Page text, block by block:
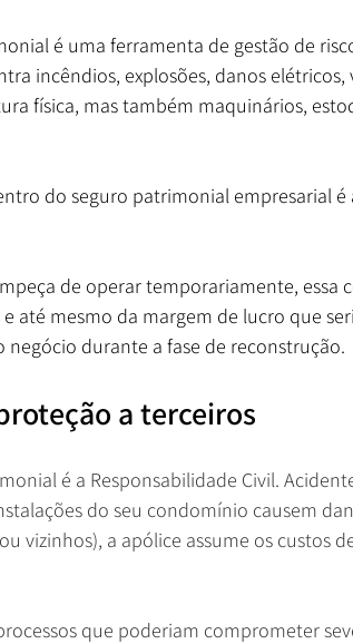
é uma ferramenta de gestão de
incêndios, explosões, danos elétricos,
física, mas também maquinários,
do seguro patrimonial empresarial é
de operar temporariamente, essa
até mesmo da margem de lucro que
durante a fase de reconstrução.
a terceiros
é a Responsabilidade Civil.
do seu condomínio causem
vizinhos), a apólice assume os custos
que poderiam comprometer